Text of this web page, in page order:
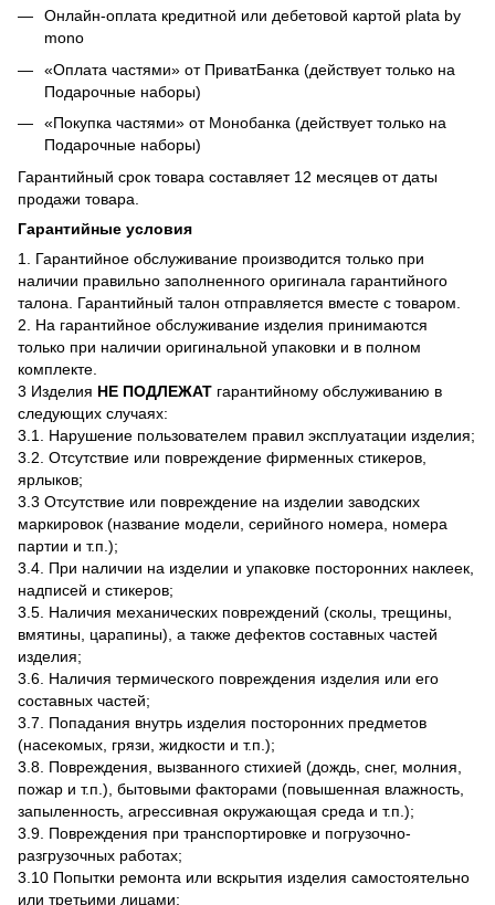
Онлайн-оплата кредитной или дебетовой картой plata by
mono
«Оплата частями» от ПриватБанка (действует только на
Подарочные наборы)
«Покупка частями» от Монобанка (действует только на
Подарочные наборы)
Гарантийный срок товара составляет 12 месяцев от даты
продажи товара.
Гарантийные условия
1. Гарантийное обслуживание производится только при
наличии правильно заполненного оригинала гарантийного
талона. Гарантийный талон отправляется вместе с товаром.
2. На гарантийное обслуживание изделия принимаются
только при наличии оригинальной упаковки и в полном
комплекте.
3 Изделия НЕ ПОДЛЕЖАТ гарантийному обслуживанию в
следующих случаях:
3.1. Нарушение пользователем правил эксплуатации изделия;
3.2. Отсутствие или повреждение фирменных стикеров,
ярлыков;
3.3 Отсутствие или повреждение на изделии заводских
маркировок (название модели, серийного номера, номера
партии и т.п.);
3.4. При наличии на изделии и упаковке посторонних наклеек,
надписей и стикеров;
3.5. Наличия механических повреждений (сколы, трещины,
вмятины, царапины), а также дефектов составных частей
изделия;
3.6. Наличия термического повреждения изделия или его
составных частей;
3.7. Попадания внутрь изделия посторонних предметов
(насекомых, грязи, жидкости и т.п.);
3.8. Повреждения, вызванного стихией (дождь, снег, молния,
пожар и т.п.), бытовыми факторами (повышенная влажность,
запыленность, агрессивная окружающая среда и т.п.);
3.9. Повреждения при транспортировке и погрузочно-
разгрузочных работах;
3.10 Попытки ремонта или вскрытия изделия самостоятельно
или третьими лицами;